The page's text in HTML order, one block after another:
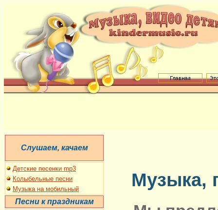
Cлушаем, качаем
Детские песенки mp3
Колыбельные песни
Музыка на мобильный
Песни к праздникам
Музыка,